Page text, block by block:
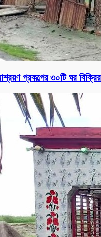
প্রকল্পের ৩০টি ঘর